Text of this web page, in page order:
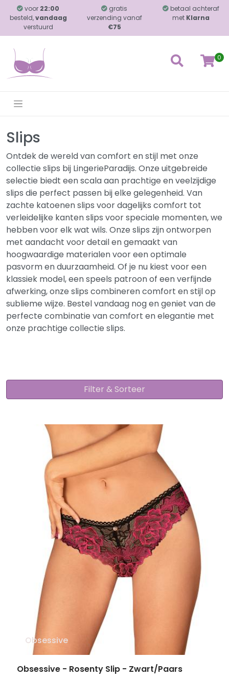
voor 22:00
besteld,vandaag
verstuurd
gratis
verzending vanaf
€75
betaal achteraf
met Klarna
0
Slips
Ontdek de wereld van comfort en stijl met onze
collectie slips bij LingerieParadijs. Onze uitgebreide
selectie biedt een scala aan prachtige en veelzijdige
slips die perfect passen bij elke gelegenheid. Van
zachte katoenen slips voor dagelijks comfort tot
verleidelijke kanten slips voor speciale momenten, we
hebben voor elk wat wils. Onze slips zijn ontworpen
met aandacht voor detail en gemaakt van
hoogwaardige materialen voor een optimale
pasvorm en duurzaamheid. Of je nu kiest voor een
klassiek model, een speels patroon of een verfijnde
afwerking, onze slips combineren comfort en stijl op
sublieme wijze. Bestel vandaag nog en geniet van de
perfecte combinatie van comfort en elegantie met
onze prachtige collectie slips.
Filter & Sorteer
Obsessive
Obsessive - Rosenty Slip - Zwart/Paars